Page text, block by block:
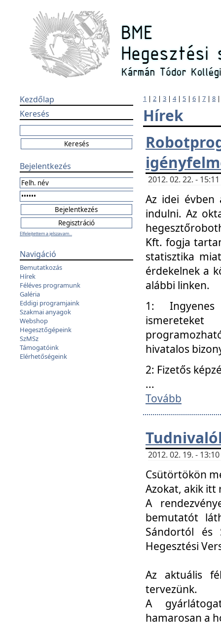
Kezdőlap
Keresés
Bejelentkezés
Elfelejtettem a jelszavam...
Navigáció
Bemutatkozás
Hírek
Féléves programunk
Galéria
Eddigi programjaink
Szakmai anyagok
Webshop
Hegesztőgépeink
SzMSz
Támogatóink
Elérhetőségeink
1 | 2 | 3 | 4| 5 | 6 | 7 | 8
Hírek
2012. 02. 22. -
Az idei évben
indulni. Az
Kft. fogja
statisztika
érdekelnek a
alábbi linken.
1: Ingyenes
hivatalos
2: Fizetős
...
Tovább
2012. 02. 19. -
Csütörtökön
Azokat, akik itt
A
bemutatót
Sándortól és
Hegesztési
Az aktuális
tervezünk.
A
hamarosan a